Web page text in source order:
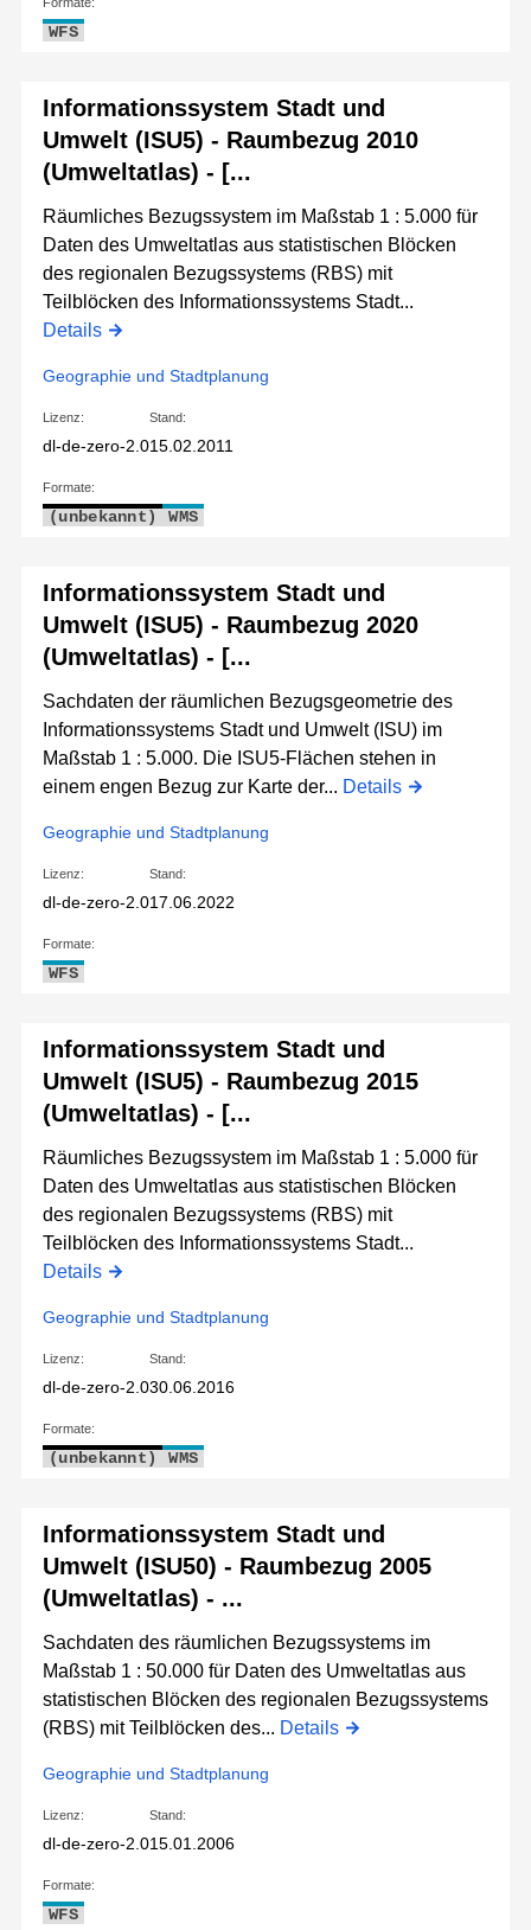
WFS
Informationssystem Stadt und
Umwelt (ISU5) - Raumbezug 2010
(Umweltatlas) - [...
Räumliches Bezugssystem im Maßstab 1 : 5.000 für
Daten des Umweltatlas aus statistischen Blöcken
des regionalen Bezugssystems (RBS) mit
Teilblöcken des Informationssystems Stadt...
Details
Geographie und Stadtplanung
Lizenz:
dl-de-zero-2.0
Stand:
15.02.2011
Formate:
(unbekannt) WMS
Informationssystem Stadt und
Umwelt (ISU5) - Raumbezug 2020
(Umweltatlas) - [...
Sachdaten der räumlichen Bezugsgeometrie des
Informationssystems Stadt und Umwelt (ISU) im
Maßstab 1 : 5.000. Die ISU5-Flächen stehen in
einem engen Bezug zur Karte der... Details
Geographie und Stadtplanung
Lizenz:
dl-de-zero-2.0
Stand:
17.06.2022
Formate:
WFS
Informationssystem Stadt und
Umwelt (ISU5) - Raumbezug 2015
(Umweltatlas) - [...
Räumliches Bezugssystem im Maßstab 1 : 5.000 für
Daten des Umweltatlas aus statistischen Blöcken
des regionalen Bezugssystems (RBS) mit
Teilblöcken des Informationssystems Stadt...
Details
Geographie und Stadtplanung
Lizenz:
dl-de-zero-2.0
Stand:
30.06.2016
Formate:
(unbekannt) WMS
Informationssystem Stadt und
Umwelt (ISU50) - Raumbezug 2005
(Umweltatlas) - ...
Sachdaten des räumlichen Bezugssystems im
Maßstab 1 : 50.000 für Daten des Umweltatlas aus
statistischen Blöcken des regionalen Bezugssystems
(RBS) mit Teilblöcken des... Details
Geographie und Stadtplanung
Lizenz:
dl-de-zero-2.0
Stand:
15.01.2006
Formate:
WFS